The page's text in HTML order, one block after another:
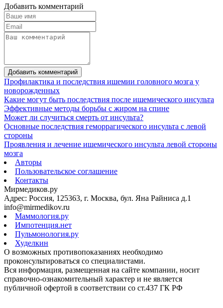
Добавить комментарий
Добавить комментарий
Профилактика и последствия ишемии головного мозга у
новорожденных
Какие могут быть последствия после ишемического инсульта
Эффективные методы борьбы с жиром на спине
Может ли случиться смерть от инсульта?
Основные последствия геморрагического инсульта с левой
стороны
Проявления и лечение ишемического инсульта левой стороны
мозга
Авторы
Пользовательское соглашение
Контакты
Мирмедиков.ру
Адрес: Россия, 125363, г. Москва, бул. Яна Райниса д.1
info@mirmedikov.ru
Маммология.ру
Импотенция.нет
Пульмонология.ру
Худелкин
О возможных противопоказаниях необходимо
проконсультироваться со специалистами.
Вся информация, размещенная на сайте компании, носит
справочно-ознакомительный характер и не является
публичной офертой в соответствии со ст.437 ГК РФ